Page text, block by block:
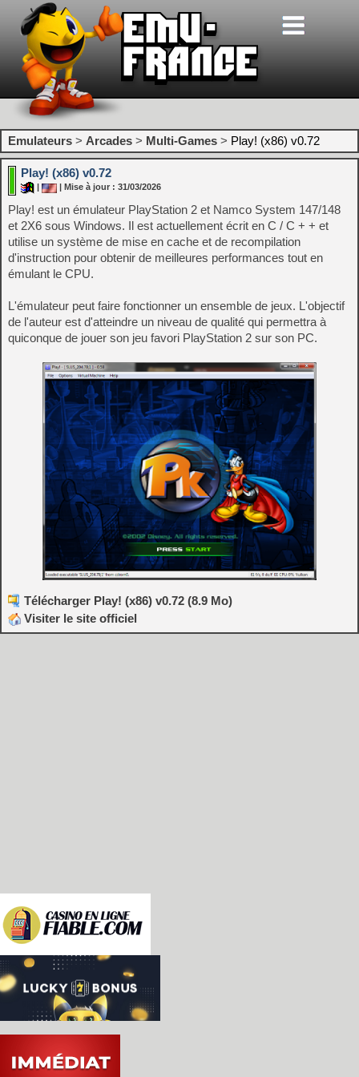
Emulateurs > Arcades > Multi-Games > Play! (x86) v0.72
Play! (x86) v0.72
| Mise à jour : 31/03/2026
Play! est un émulateur PlayStation 2 et Namco System 147/148
et 2X6 sous Windows. Il est actuellement écrit en C / C + + et
utilise un système de mise en cache et de recompilation
d'instruction pour obtenir de meilleures performances tout en
émulant le CPU.
L'émulateur peut faire fonctionner un ensemble de jeux. L'objectif
de l'auteur est d'atteindre un niveau de qualité qui permettra à
quiconque de jouer son jeu favori PlayStation 2 sur son PC.
Télécharger Play! (x86) v0.72 (8.9 Mo)
Visiter le site officiel